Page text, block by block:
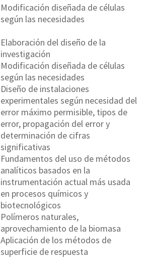
Modificación diseñada de células
según las necesidades
Elaboración del diseño de la
investigación
Modificación diseñada de células
según las necesidades
Diseño de instalaciones
experimentales según necesidad del
error máximo permisible, tipos de
error, propagación del error y
determinación de cifras
significativas
Fundamentos del uso de métodos
analíticos basados en la
instrumentación actual más usada
en procesos químicos y
biotecnológicos
Polímeros naturales,
aprovechamiento de la biomasa
Aplicación de los métodos de
superficie de respuesta